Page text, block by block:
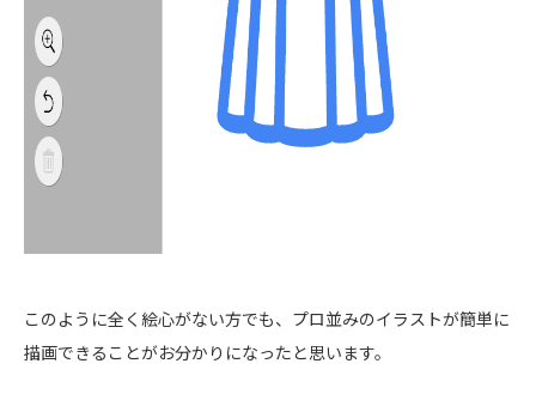
このように全く絵心がない方でも、プロ並みのイラストが簡単に
描画できることがお分かりになったと思います。